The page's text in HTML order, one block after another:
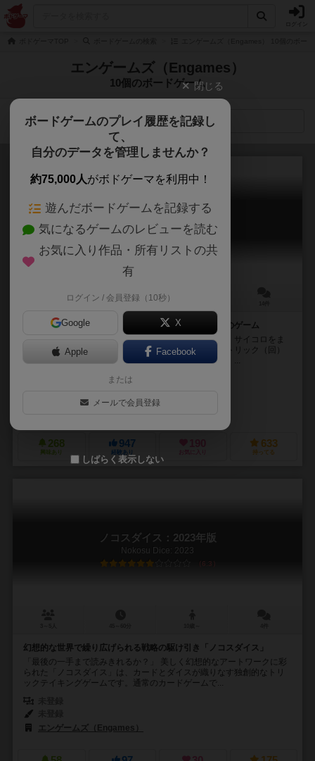
エンゲームズ（Engames）
10個のボードゲーム
検索メニュー
ノコスダイス
Nokosu Dice
30～45分
サイコロとカードを使ったトリックテイキングタイプのゲーム
テーマは特になく、カードとサイコロとを組み合わせ、サイコロをま
るでカードと同じようにして遊ぶカードゲーム。１４トリック（回）
が終了したら得点計算し、それを人数分繰り返したら、...
マツモト ユウスケ（Yusuke Matsumoto）
268
興味あり
947
経験あり お気に入り
633
持ってる
ノコスダイス：2023年版
Nokosu Dice: 2023
6.3
幻想的な世界で繰り広げられる戦略の駆け引き「ノコスダイス」
「最後の一手まで読みきれるか？」 美しく幻想的なアートワークに彩
られた「ノコスダイス」は、カードとダイスが織りなす独創的なトリ
ックテイキングゲームです。通常のカードゲームで...
エンゲームズ（Engames）
閉じる
ボードゲームのプレイ履歴を記録し
て、
自分のデータを管理しませんか？
約75,000人がボドゲーマを利用中！
遊んだボードゲームを記録する
気になるゲームのレビューを読む
お気に入り作品・所有リストの共
有
ログイン / 会員登録（10秒）
Google X
Apple Facebook
または
メールで会員登録
しばらく表示しない